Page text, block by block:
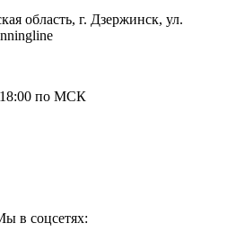
область, г. Дзержинск, ул.
18:00 по МСК
в соцсетях: